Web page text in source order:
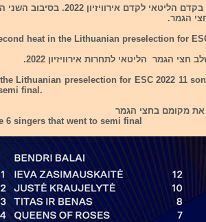
heat in the Lithuanian preselection for
הגמר הליטאי לתחרות אירוויזיון 2022.
Lithuanian preselection for ESC 2022 11
final.
את מקומם בחצי הגמר
6 singers that went to semi final